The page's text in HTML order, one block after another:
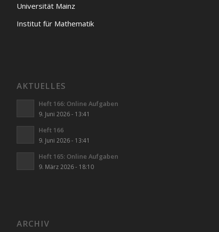
Universität Mainz
Institut für Mathematik
AKTUELLES
Heft 166: Online Aufgaben
9. Juni 2026 - 13:41
Heft 166
9. Juni 2026 - 13:41
Heft 165: Online Aufgaben
9. März 2026 - 18:10
ARCHIV